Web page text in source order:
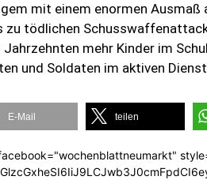
mit einem enormen
tödlichen
Jahrzehnten mehr Kinder im
und Soldaten im aktiven
E-Mail teilen